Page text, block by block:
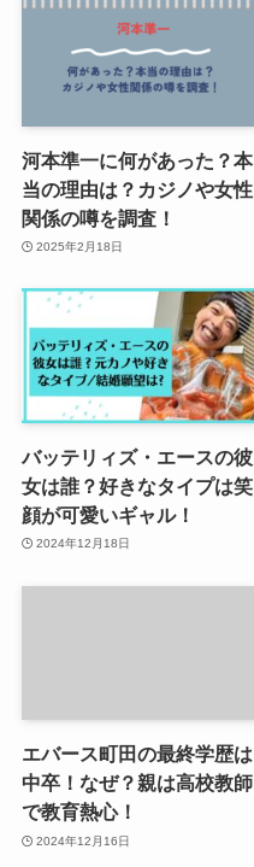
河本準一に何があった？本
当の理由は？カジノや女性
関係の噂を調査！
2025年2月18日
バッテリィズ・エースの彼
女は誰？好きなタイプは笑
顔が可愛いギャル！
2024年12月18日
エバース町田の最終学歴は
中卒！なぜ？親は高校教師
で教育熱心！
2024年12月16日